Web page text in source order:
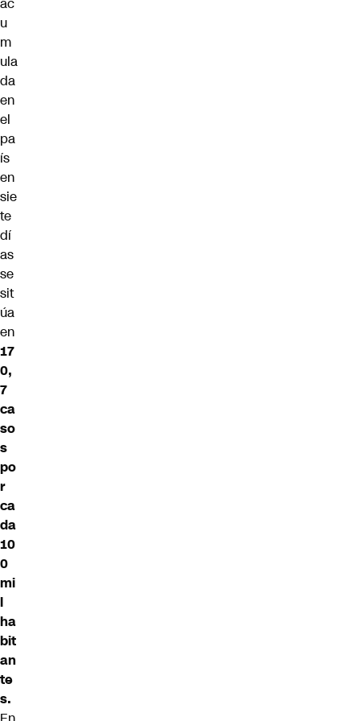
u
m
ula
da
en
el
pa
ís
en
sie
te
dí
as
se
sit
úa
en
17
0,
7
ca
so
s
po
r
ca
da
10
0
mi
l
ha
bit
an
te
s.